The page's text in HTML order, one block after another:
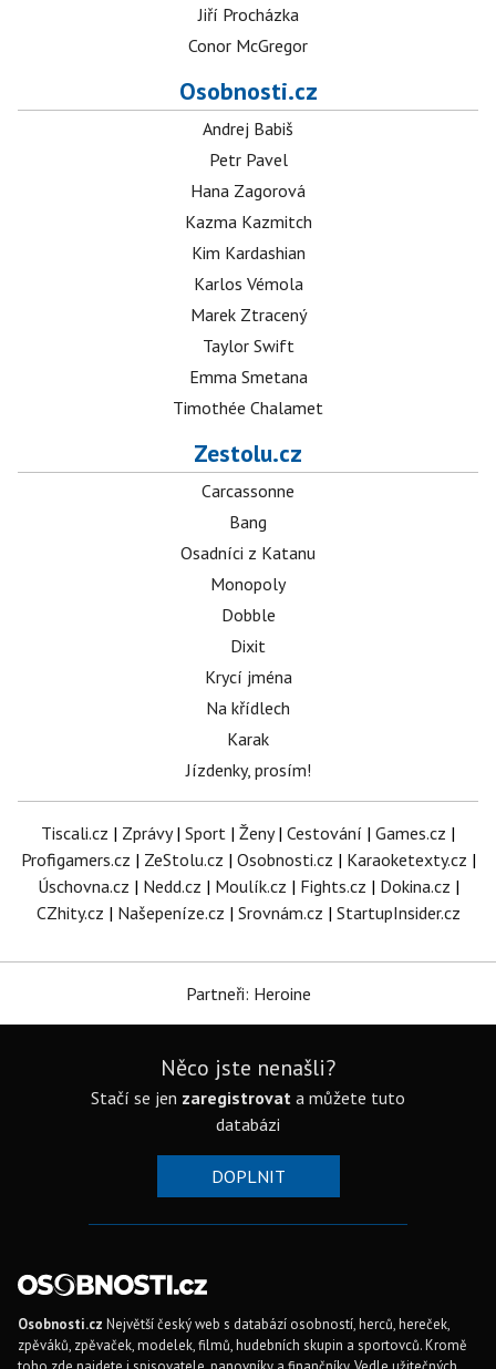
Jiří Procházka
Conor McGregor
Osobnosti.cz
Andrej Babiš
Petr Pavel
Hana Zagorová
Kazma Kazmitch
Kim Kardashian
Karlos Vémola
Marek Ztracený
Taylor Swift
Emma Smetana
Timothée Chalamet
Zestolu.cz
Carcassonne
Bang
Osadníci z Katanu
Monopoly
Dobble
Dixit
Krycí jména
Na křídlech
Karak
Jízdenky, prosím!
Tiscali.cz | Zprávy| Sport | Ženy| Cestování | Games.cz |
Profigamers.cz | ZeStolu.cz | Osobnosti.cz | Karaoketexty.cz |
Úschovna.cz | Nedd.cz | Moulík.cz | Fights.cz | Dokina.cz |
CZhity.cz | Našepeníze.cz | Srovnám.cz | StartupInsider.cz
Partneři: Heroine
Něco jste nenašli?
Stačí se jen zaregistrovat a můžete tuto
databázi
DOPLNIT
Osobnosti.cz Největší český web s databází osobností, herců, hereček,
zpěváků, zpěvaček, modelek, filmů, hudebních skupin a sportovců. Kromě